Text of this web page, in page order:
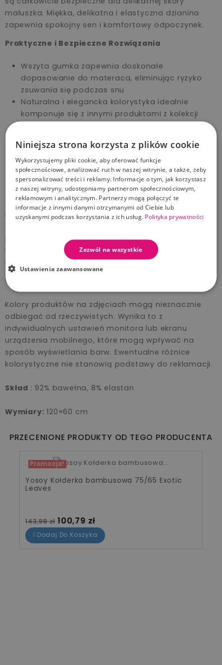
maluszka. Miękka, delikatna i elastyczna dzianina
zapewnia spokojny sen i komfortowy odpoczynek.
Praktyczne i Bezpieczne Rozwiązania
Wszyta gumka zapewnia doskonałe
dopasowanie do materaca, eliminując ryzyko
zsuwania się podczas snu
Naturalna i elegancka kolorystyka idealnie
komponuje się z innymi produktami z kolekcji
komfortowy sen każdej nocy
Bezpieczeństwo i trwałość potwierdzone
restrykcyjnymi standardami jakości
Stylowy Dodatek do Dziecięcego Pokoju
Prześcieradło doskonale uzupełni wystrój pokoju
połączeniu z rożkiem z kolekcji basic, stworzy
niepowtarzalny komplet, który zachwyci zarówno
rodziców, jak i maluchy.
Ważna informacja:
Kolory produktów na zdjęciach mogą nieznacznie
odbiegać od rzeczywistych. Wynika to z
indywidualnych ustawień monitora lub ekranu
urządzenia mobilnego, które mogą wpływać na
sposób wyświetlania barw. Ewentualne różnice
kolorystyczne nie stanowią podstawy do reklamacji.
Skład : 92% bawełna, 8% elastan
Wymiary: 120×60 cm
PRZECENIONE PRODUKTY OD TEGO PRODUCENTA
Promocja!
Yosoy Kołderka bambusowa 75/65 Exotic
Leaves
Cena standardowa
143,99 zł Cena
100,79 zł
Dodaj Do Koszyka
Niniejsza strona korzysta z plików cookie
Wykorzystujemy pliki cookie, aby oferować funkcje
społecznościowe, analizować ruch w naszej witrynie, a także, żeby
spersonalizować treści i reklamy. Informacje o tym, jak korzystasz
z naszej witryny, udostępniamy partnerom społecznościowym,
reklamowym i analitycznym. Partnerzy mogą połączyć te
informacje z innymi danymi otrzymanymi od Ciebie lub
uzyskanymi podczas korzystania z ich usług. Polityka prywatności
Zezwól na wszystkie
Ustawienia zaawansowane